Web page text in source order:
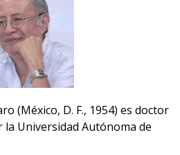
(México, D. F., 1954) es doctor
Universidad Autónoma de